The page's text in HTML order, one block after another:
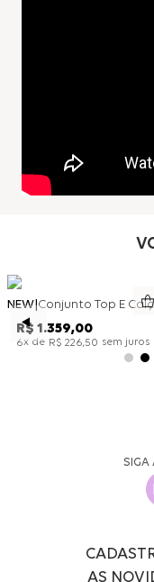
NEW
R$ 1.359,00
6x de R$ 226,50 sem juros
SIGA
AS